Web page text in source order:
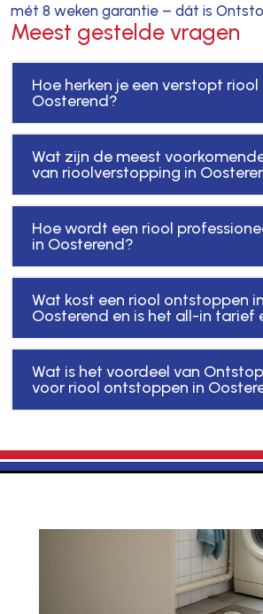
mét 8 weken garantie – dát is
Meest gestelde vragen
Hoe herken je een verstopt riool
Oosterend?
Wat zijn de meest
van rioolverstopping in
Hoe wordt een riool
in Oosterend?
Wat kost een riool ontstoppen in
Oosterend en is het all-in tarief
Wat is het voordeel van
voor riool ontstoppen in